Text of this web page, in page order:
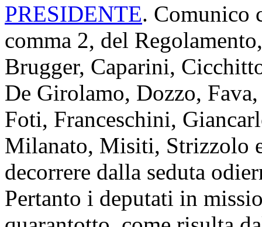
PRESIDENTE. Comunico
comma 2, del
Brugger, Caparini,
De Girolamo, Dozzo,
Foti, Franceschini,
Milanato, Misiti, Strizzolo
decorrere dalla seduta
Pertanto i deputati in